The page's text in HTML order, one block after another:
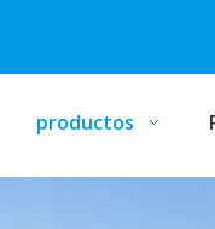
productos